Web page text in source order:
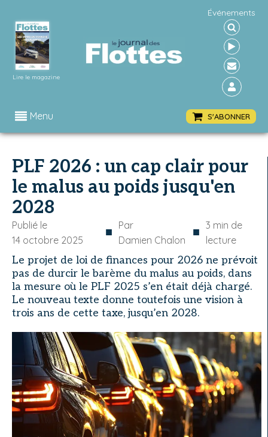
Lire le magazine
Événements
Menu S'ABONNER
PLF 2026 : un cap clair pour
le malus au poids jusqu'en
2028
Publié le
14 octobre 2025
■ Par
Damien Chalon
■ 3 min de
lecture
Le projet de loi de finances pour 2026 ne prévoit
pas de durcir le barème du malus au poids, dans
la mesure où le PLF 2025 s’en était déjà chargé.
Le nouveau texte donne toutefois une vision à
trois ans de cette taxe, jusqu’en 2028.